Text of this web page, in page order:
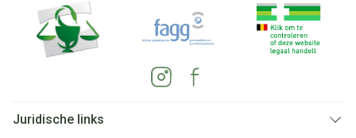
Juridische links